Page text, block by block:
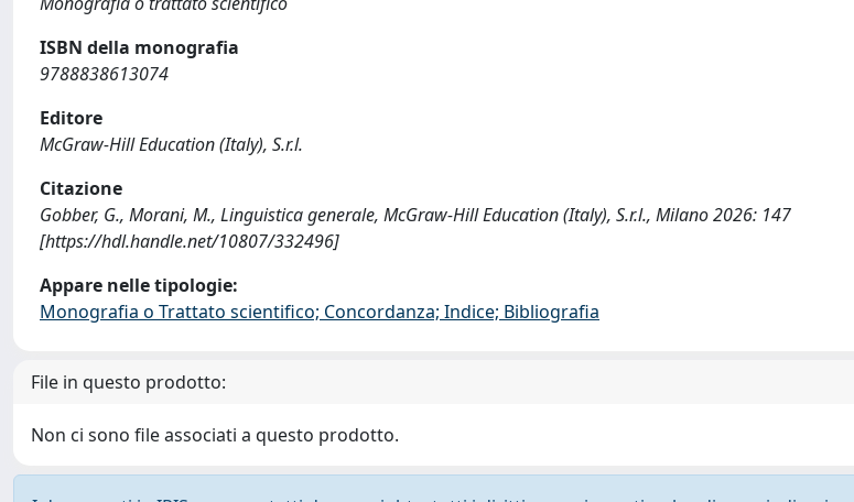
ISBN della monografia
9788838613074
Editore
McGraw-Hill Education (Italy), S.r.l.
Citazione
Gobber, G., Morani, M., Linguistica generale, McGraw-Hill Education (Italy), S.r.l., Milano 2026: 147
[https://hdl.handle.net/10807/332496]
Appare nelle tipologie:
Monografia o Trattato scientifico; Concordanza; Indice; Bibliografia
File in questo prodotto:
Non ci sono file associati a questo prodotto.